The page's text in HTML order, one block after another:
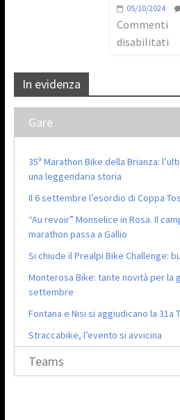
05/10/2024
Commenti
disabilitati
In evidenza
Gare
35ª Marathon Bike della Brianza:
una leggendaria storia
Il 6 settembre l’esordio di Coppa
“Au revoir” Monselice in Rosa. Il
marathon passa a Gallio
Si chiude il Prealpi Bike Challenge:
Monterosa Bike: tante novità per la
settembre
Fontana e Nisi si aggiudicano la 31a
Straccabike, l’evento si avvicina
Teams